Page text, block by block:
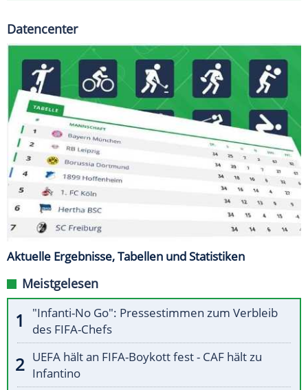
Datencenter
Aktuelle Ergebnisse, Tabellen und Statistiken
Meistgelesen
"Infanti-No Go": Pressestimmen zum Verbleib
des FIFA-Chefs
UEFA hält an FIFA-Boykott fest - CAF hält zu
Infantino